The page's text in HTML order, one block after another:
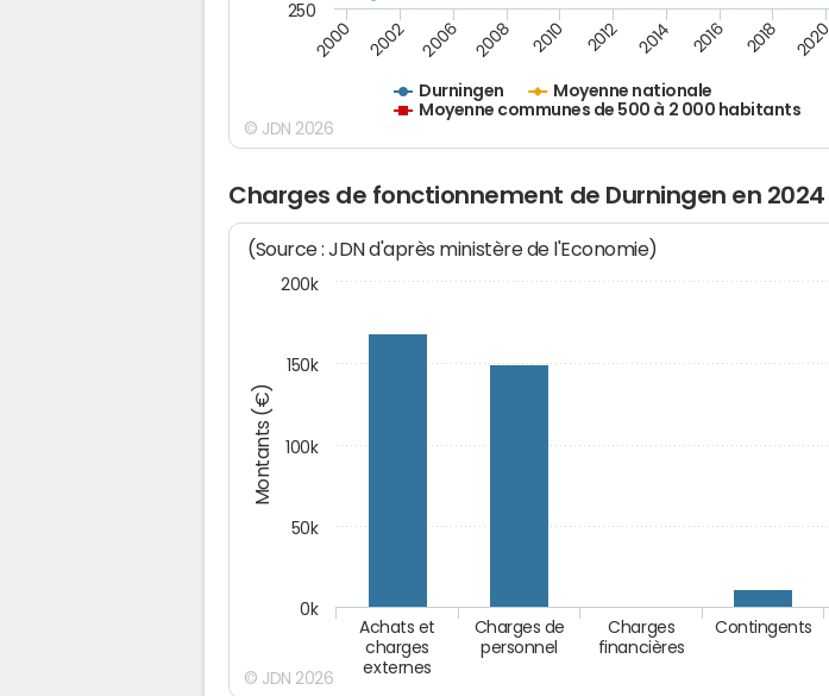
Durningen
Moyenne nationale
Moyenne communes de 500 à 2 000 habitants
2000 2002 2006 2008 2010 2012 2014 2016 2018 2020
250
© JDN 2026
Charges de fonctionnement de Durningen en 2024
Montants (€)
(Source : JDN d'après ministère de l'Economie)
Achats et
charges
externes
Charges de
personnel
Charges
financières
Contingents
0k
50k
100k
150k
200k
© JDN 2026